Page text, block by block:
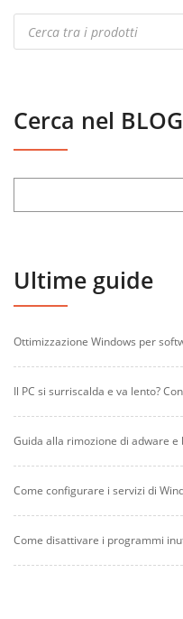
Products
search
Cerca nel BLOG
Ultime guide
Ottimizzazione Windows per
Il PC si surriscalda e va lento?
Guida alla rimozione di adware
Come configurare i servizi di
Come disattivare i programmi